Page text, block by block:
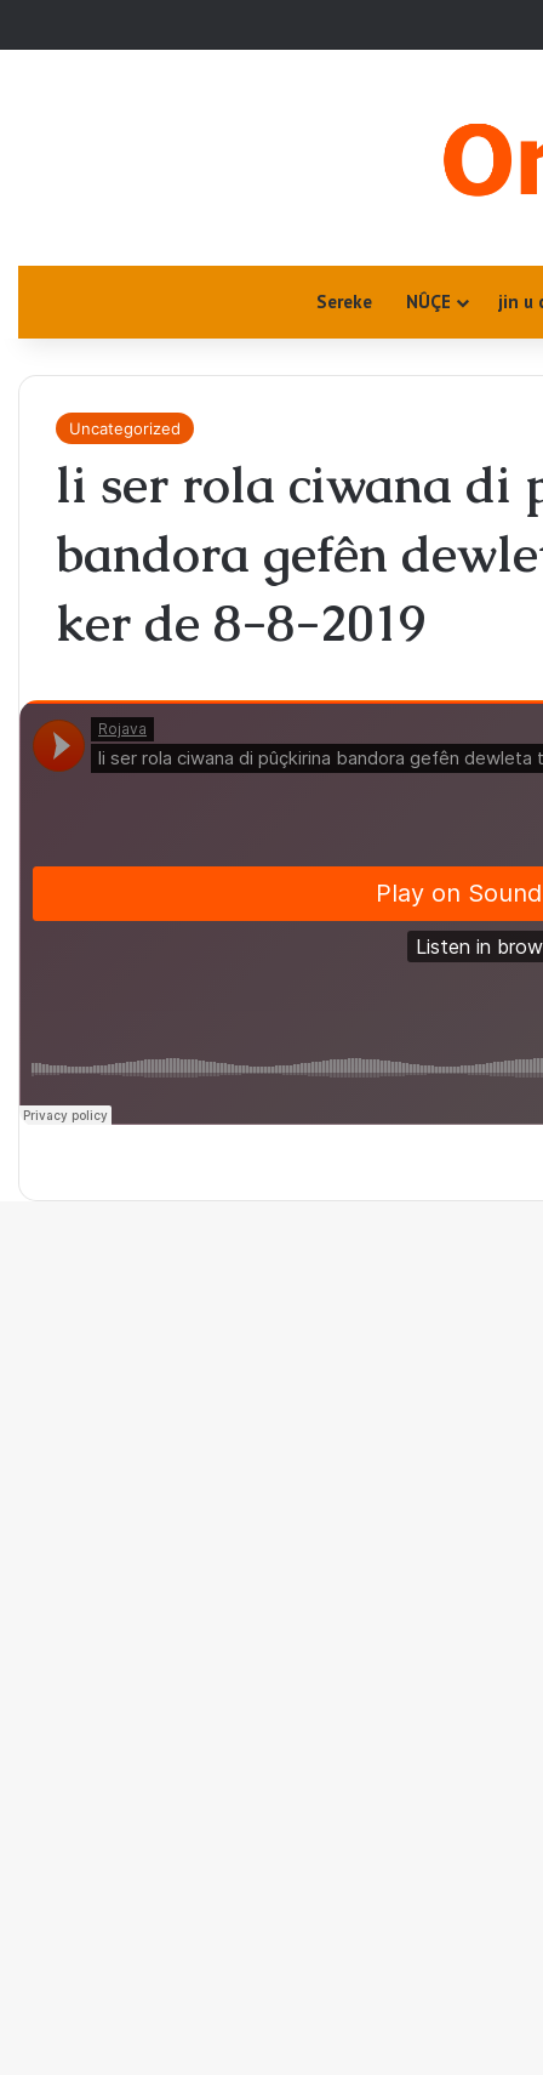
Sereke NÛÇE jin u
Uncategorized
li ser rola ciwana di
bandora gefên
ker de 8-8-2019